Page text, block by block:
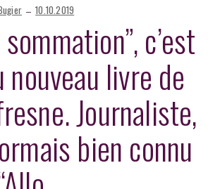
– 10.10.2019
c’est
livre de
Journaliste,
bien connu